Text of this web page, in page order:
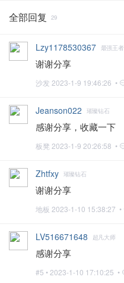
全部回复 29
Lzy1178530367 最强王者
谢谢分享
沙发 2023-1-9 19:46:26 •
Jeanson022 璀璨钻石
感谢分享，收藏一下
板凳 2023-1-9 20:26:58 •
Zhtfxy 璀璨钻石
谢谢分享
地板 2023-1-10 15:38:27 •
LV516671648 超凡大师
感谢分享
#5 • 2023-1-10 17:10:25 •